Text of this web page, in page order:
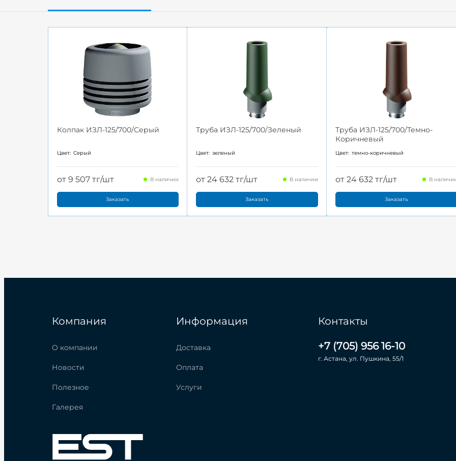
Колпак ИЗЛ-125/700/Серый
Цвет: Серый
от 9 507 тг/шт В наличии
Заказать
Труба ИЗЛ-125/700/Зеленый
Цвет: зеленый
от 24 632 тг/шт В наличии
Заказать
Труба ИЗЛ-125/700/Темно-
Коричневый
Цвет: темно-коричневый
от 24 632 тг/шт В
Заказать
Компания
О компании
Новости
Полезное
Галерея
Информация
Доставка
Оплата
Услуги
Контакты
+7 (705) 956 16-10
г. Астана, ул. Пушкина, 55/1